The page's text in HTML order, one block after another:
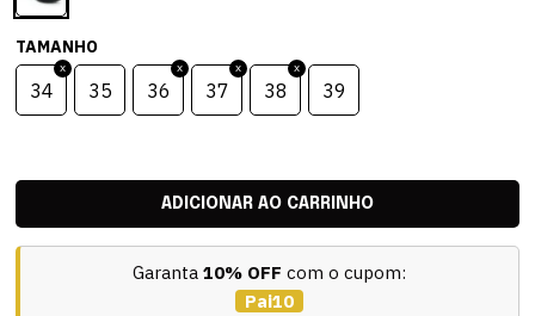
TAMANHO
34 35 36 37 38 39
Garanta 10% OFF com o cupom:
Pai10